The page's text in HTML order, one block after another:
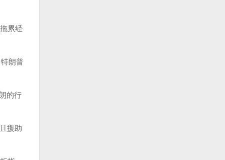
累经
朗普
的行
援助